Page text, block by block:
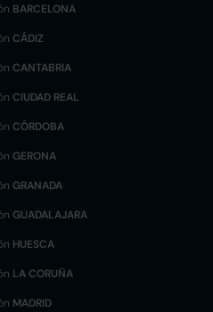
BARCELONA
CÁDIZ
CANTABRIA
CIUDAD REAL
CÓRDOBA
GERONA
GRANADA
GUADALAJARA
HUESCA
LA CORUÑA
MADRID